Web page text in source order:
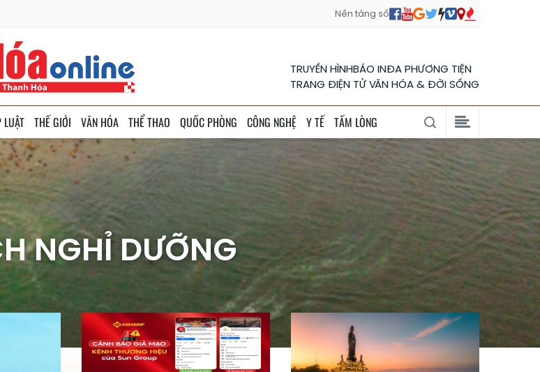
Nền tảng số
TRUYỀN HÌNHBÁO INĐA PHƯƠNG TIỆN
TRANG ĐIỆN TỬ VĂN HÓA & ĐỜI SỐNG
LUẬT THẾ GIỚI VĂN HÓA THỂ THAO QUỐC PHÒNG CÔNG NGHỆ Y TẾ TẤM LÒNG
NGHỈ DƯỠNG